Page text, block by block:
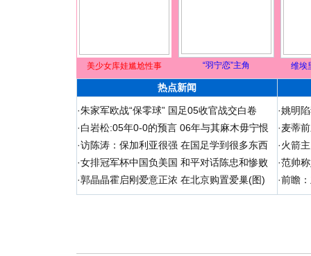
美少女库娃尴尬性事 “羽宁恋”主角 维埃
热点新闻
·朱家军欧战“保零球” 国足05收官战交白卷
·白岩松:05年0-0的预言 06年与其麻木毋宁恨
·访陈涛：保加利亚很强 在国足学到很多东西
·女排冠军杯中国负美国 和平对话陈忠和惨败
·郭晶晶霍启刚爱意正浓 在北京购置爱巢(图)
·姚明
·麦蒂
·火箭
·范帅
·前瞻